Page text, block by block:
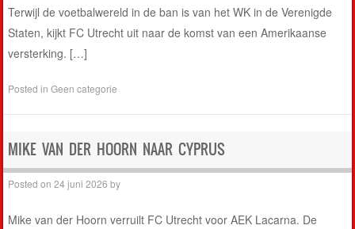
Terwijl de voetbalwereld in de ban is van het WK in de Verenigde
Staten, kijkt FC Utrecht uit naar de komst van een Amerikaanse
versterking. […]
Posted inGeen categorie
MIKE VAN DER HOORN NAAR CYPRUS
Posted on24 juni 2026 by
Mike van der Hoorn verruilt FC Utrecht voor AEK Lacarna. De